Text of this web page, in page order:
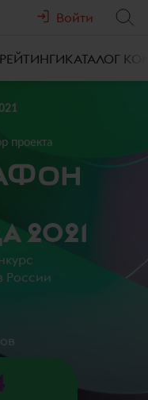
Войти
РЕЙТИНГИКАТАЛОГ
проекта
2021
России